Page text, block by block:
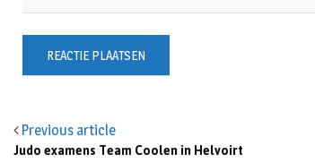
Previous article
Judo examens Team Coolen in Helvoirt